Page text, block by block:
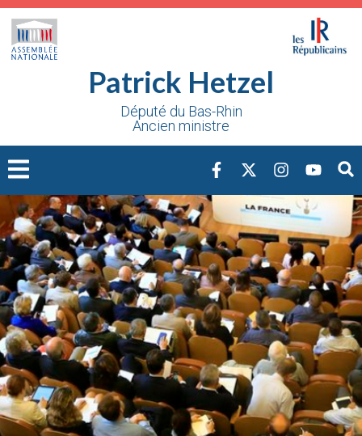
Patrick Hetzel
Député du Bas-Rhin
Ancien ministre
Cookies management panel